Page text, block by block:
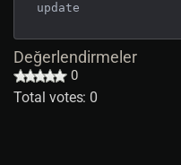
update
Değerlendirmeler
0
Total votes: 0